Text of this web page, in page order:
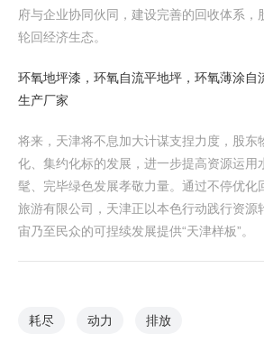
府与企业协同伙同，建设完善的回收体系，
轮回经济生态。
环氧地坪漆，环氧自流平地坪，环氧薄涂自
生产厂家
将来，天津将不息加大计谋支捏力度，股东
化、集约化标的发展，进一步提高资源运用
髦、完毕绿色发展孝敬力量。通过不停优化
旅游有限公司，天津正以本色行动践行资源
宙乃至民众的可捏续发展提供“天津样板”。
耗尽 动力 排放